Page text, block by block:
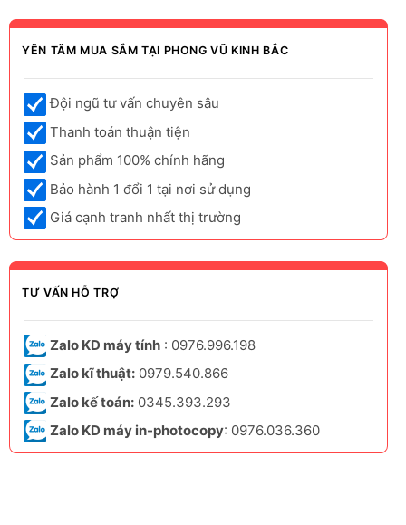
YÊN TÂM MUA SẮM TẠI PHONG VŨ KINH BẮC
Đội ngũ tư vấn chuyên sâu
Thanh toán thuận tiện
Sản phẩm 100% chính hãng
Bảo hành 1 đổi 1 tại nơi sử dụng
Giá cạnh tranh nhất thị trường
TƯ VẤN HỖ TRỢ
Zalo KD máy tính : 0976.996.198
Zalo kĩ thuật: 0979.540.866
Zalo kế toán: 0345.393.293
Zalo KD máy in-photocopy: 0976.036.360